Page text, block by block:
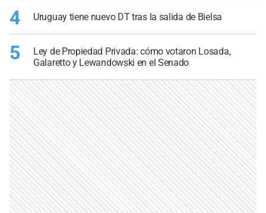
4 Uruguay tiene nuevo DT tras la salida de Bielsa
5
Ley de Propiedad Privada: cómo votaron Losada,
Galaretto y Lewandowski en el Senado